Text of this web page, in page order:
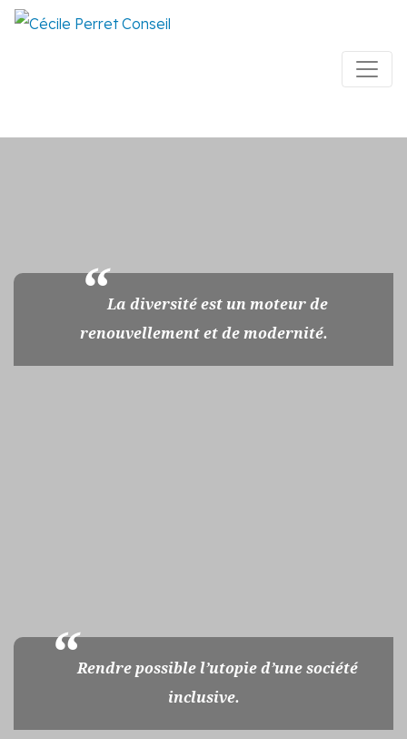
La diversité est un moteur de
renouvellement et de modernité.
Rendre possible l’utopie d’une société
inclusive.